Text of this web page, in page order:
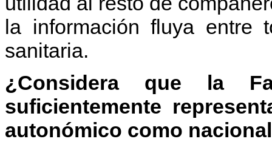
la información fluya entre
sanitaria.
¿Considera que la
suficientemente
autonómico como